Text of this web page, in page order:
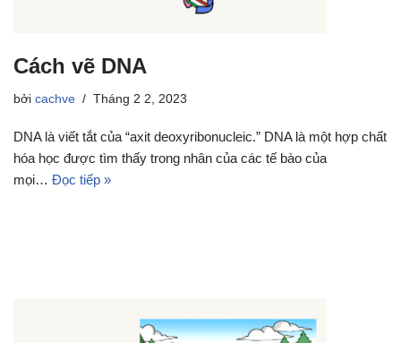
Cách vẽ DNA
bởi cachve Tháng 2 2, 2023
DNA là viết tắt của “axit deoxyribonucleic.” DNA là một hợp chất
hóa học được tìm thấy trong nhân của các tế bào của
mọi… Đọc tiếp »